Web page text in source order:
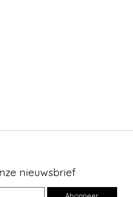
nieuwsbrief